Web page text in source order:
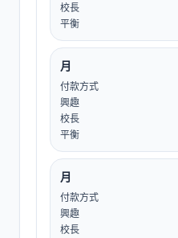
校長
平衡
月
付款方式
興趣
校長
平衡
月
付款方式
興趣
校長